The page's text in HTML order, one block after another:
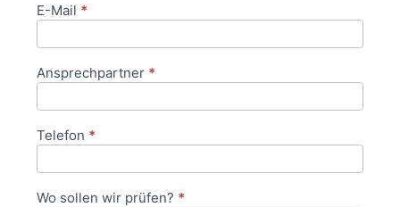
E-Mail *
Ansprechpartner *
Telefon *
Wo sollen wir prüfen? *